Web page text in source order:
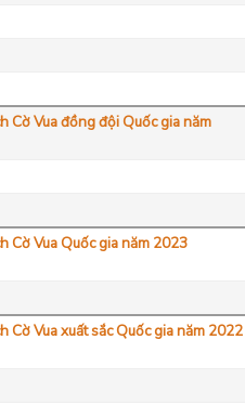
Cờ Vua đồng đội Quốc gia năm
Cờ Vua Quốc gia năm 2023
Cờ Vua xuất sắc Quốc gia năm 2022